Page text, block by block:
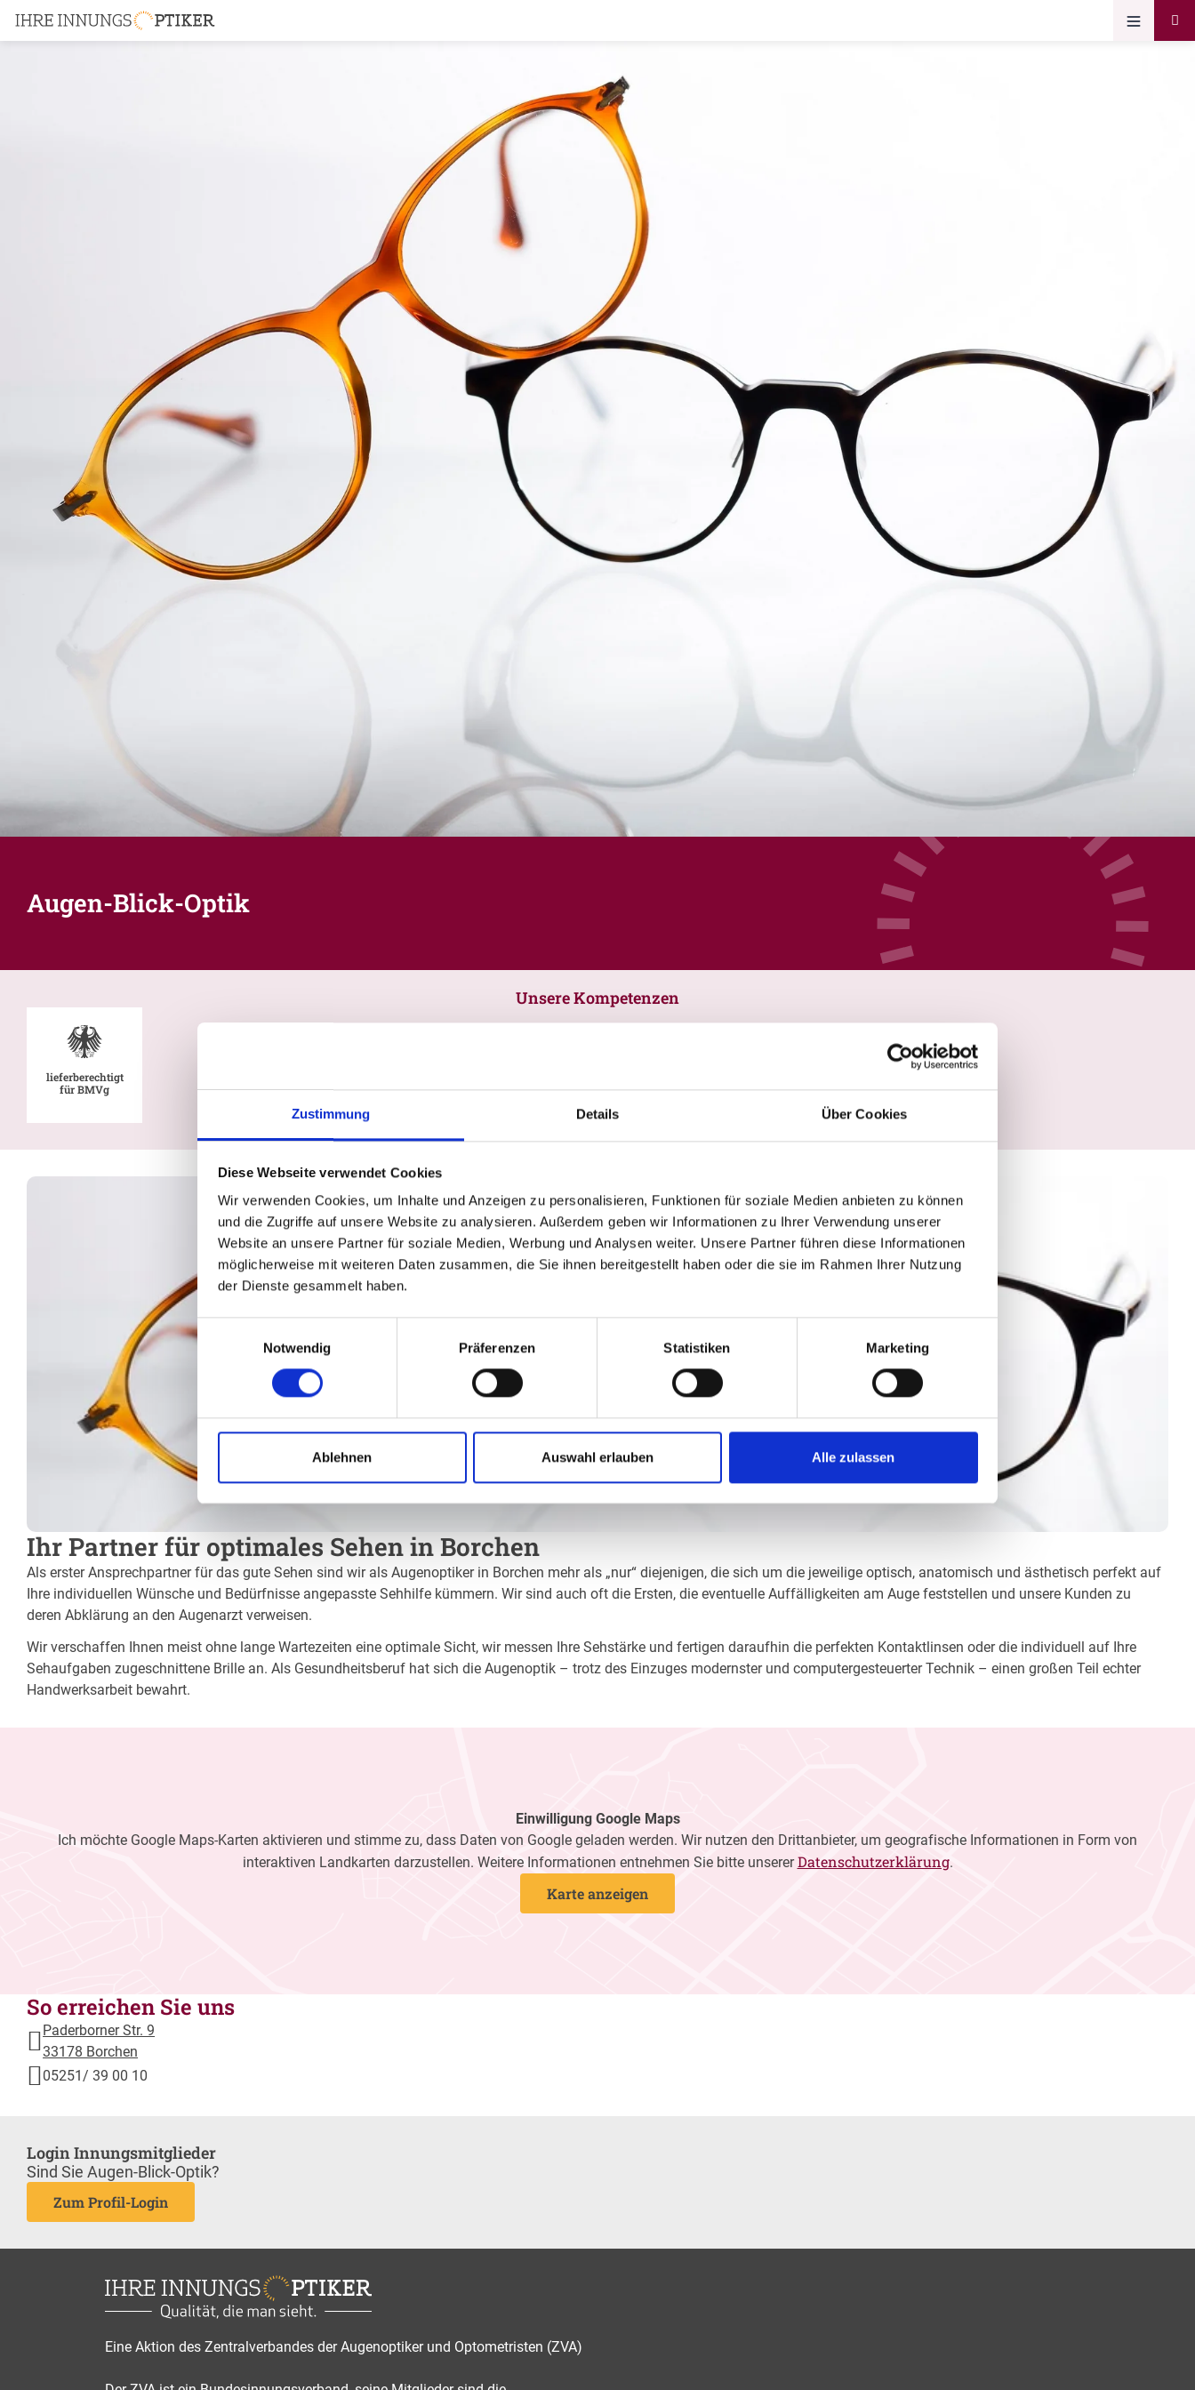
Zustimmung Details Über Cookies
Diese Webseite verwendet Cookies
Wir verwenden Cookies, um Inhalte und Anzeigen zu personalisieren, Funktionen für soziale Medien anbieten zu können
und die Zugriffe auf unsere Website zu analysieren. Außerdem geben wir Informationen zu Ihrer Verwendung unserer
Website an unsere Partner für soziale Medien, Werbung und Analysen weiter. Unsere Partner führen diese Informationen
möglicherweise mit weiteren Daten zusammen, die Sie ihnen bereitgestellt haben oder die sie im Rahmen Ihrer Nutzung
der Dienste gesammelt haben.
Einwilligungsauswahl
Notwendig
Präferenzen Statistiken Marketing
Ablehnen Auswahl erlauben Alle zulassen
Augen-Blick-Optik
Unsere Kompetenzen
lieferberechtigt
für BMVg
Ihr Partner für optimales Sehen in Borchen
Als erster Ansprechpartner für das gute Sehen sind wir als Augenoptiker in Borchen mehr als „nur“ diejenigen, die sich um die jeweilige optisch, anatomisch und ästhetisch perfekt auf
Ihre individuellen Wünsche und Bedürfnisse angepasste Sehhilfe kümmern. Wir sind auch oft die Ersten, die eventuelle Auffälligkeiten am Auge feststellen und unsere Kunden zu
deren Abklärung an den Augenarzt verweisen.
Wir verschaffen Ihnen meist ohne lange Wartezeiten eine optimale Sicht, wir messen Ihre Sehstärke und fertigen daraufhin die perfekten Kontaktlinsen oder die individuell auf Ihre
Sehaufgaben zugeschnittene Brille an. Als Gesundheitsberuf hat sich die Augenoptik – trotz des Einzuges modernster und computergesteuerter Technik – einen großen Teil echter
Handwerksarbeit bewahrt.
Einwilligung Google Maps
Ich möchte Google Maps-Karten aktivieren und stimme zu, dass Daten von Google geladen werden. Wir nutzen den Drittanbieter, um geografische Informationen in Form von
interaktiven Landkarten darzustellen. Weitere Informationen entnehmen Sie bitte unsererDatenschutzerklärung.
Karte anzeigen
So erreichen Sie uns
Paderborner Str. 9
33178 Borchen
05251/ 39 00 10
Login Innungsmitglieder
Sind Sie Augen-Blick-Optik?
Zum Profil-Login
Eine Aktion des Zentralverbandes der Augenoptiker und Optometristen (ZVA)